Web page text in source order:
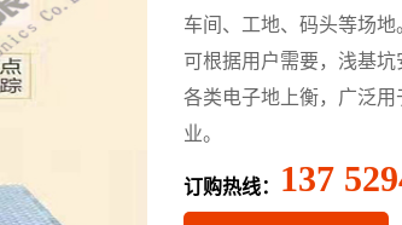
车间、工地、码头等场
可根据用户需要，浅基
各类电子地上衡，广泛
业。
订购热线： 137